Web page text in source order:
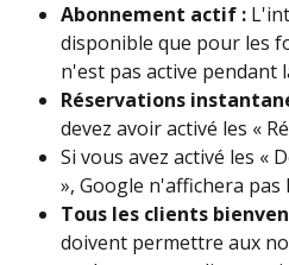
Abonnement actif :
disponible que pour les
n'est pas active pendant
Réservations
devez avoir activé les «
Si vous avez activé les «
», Google n'affichera pas
Tous les clients
doivent permettre aux